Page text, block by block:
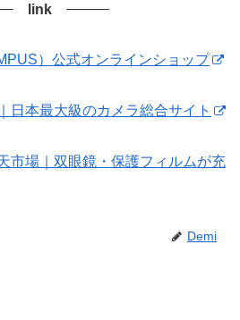
link
）公式オンラインショップ
日本最大級のカメラ総合サイト
市場｜双眼鏡・保護フィルムが充
Demi